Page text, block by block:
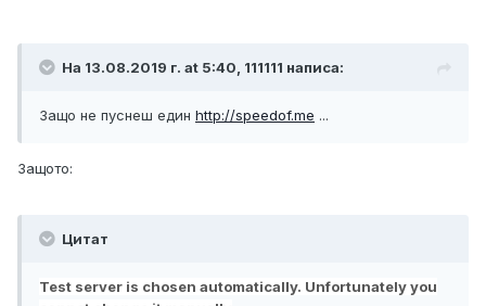
На 13.08.2019 г. at 5:40, 111111 написа:
Защо не пуснеш един http://speedof.me ...
Защото:
Цитат
Test server is chosen automatically. Unfortunately you